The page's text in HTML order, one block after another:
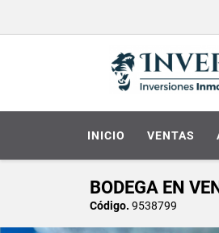
INICIO VENTAS
BODEGA EN
Código. 9538799